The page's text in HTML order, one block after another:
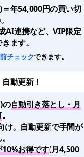
年54,000円の買い切
AI連携など、VIP限定
ます。
チェックできます。
自動更新！
の自動引き落とし・月
。
け。自動更新で手間が
お得です(月4,500